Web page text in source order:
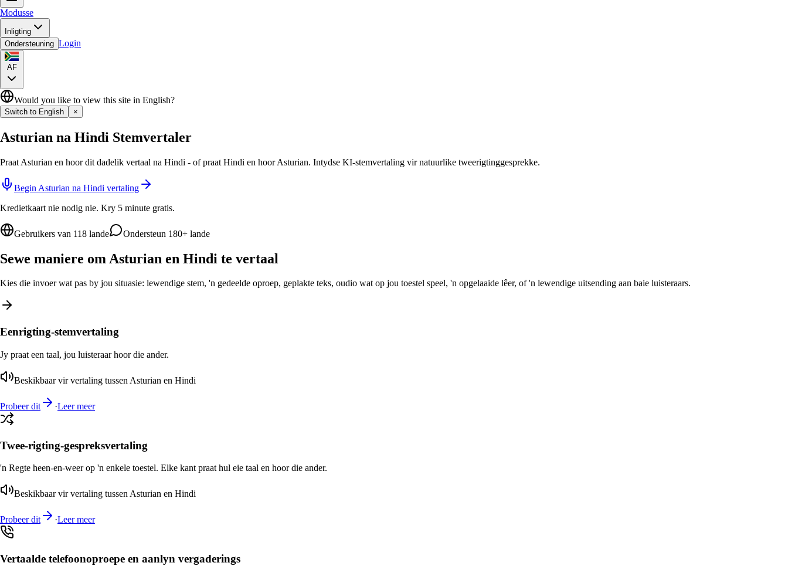
Modusse
Inligting
Ondersteuning Login
AF
Would you like to view this site in English?
Switch to English ×
Asturian na Hindi Stemvertaler
Praat Asturian en hoor dit dadelik vertaal na Hindi - of praat Hindi en hoor Asturian. Intydse KI-stemvertaling vir natuurlike tweerigtinggesprekke.
Begin Asturian na Hindi vertaling
Kredietkaart nie nodig nie. Kry 5 minute gratis.
Gebruikers van 118 lande Ondersteun 180+ lande
Sewe maniere om Asturian en Hindi te vertaal
Kies die invoer wat pas by jou situasie: lewendige stem, 'n gedeelde oproep, geplakte teks, oudio wat op jou toestel speel, 'n opgelaaide lêer, of 'n lewendige uitsending aan baie luisteraars.
Eenrigting-stemvertaling
Jy praat een taal, jou luisteraar hoor die ander.
Beskikbaar vir vertaling tussen Asturian en Hindi
Probeer dit ·Leer meer
Twee-rigting-gespreksvertaling
'n Regte heen-en-weer op 'n enkele toestel. Elke kant praat hul eie taal en hoor die ander.
Beskikbaar vir vertaling tussen Asturian en Hindi
Probeer dit ·Leer meer
Vertaalde telefoonoproepe en aanlyn vergaderings